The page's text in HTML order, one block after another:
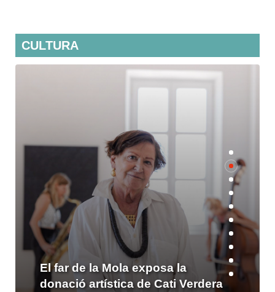
CULTURA
PÒDCAST: Aïda Miró reivindica la
igualtat en la seva pròxima